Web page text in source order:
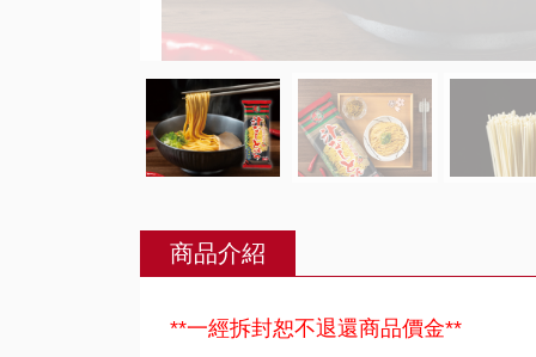
Previous
商品介紹
**一經拆封恕不退還商品價金**